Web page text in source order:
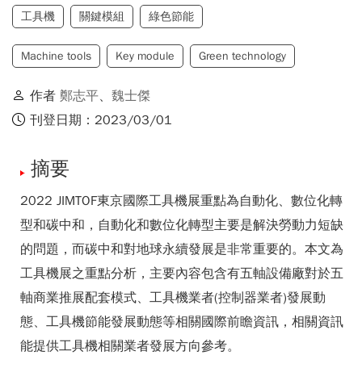
工具機 關鍵模組 綠色節能
Machine tools Key module Green technology
作者 鄭志平、 魏士傑
刊登日期：2023/03/01
摘要
2022 JIMTOF東京國際工具機展重點為自動化、數位化轉
型和碳中和，自動化和數位化轉型主要是解決勞動力短缺
的問題，而碳中和對地球永續發展是非常重要的。本文為
工具機展之重點分析，主要內容包含有五軸設備廠對於五
軸商業推展配套模式、工具機業者(控制器業者)發展動
態、工具機節能發展動態等相關國際前瞻資訊，相關資訊
能提供工具機相關業者發展方向參考。